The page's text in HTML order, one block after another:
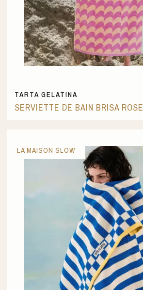
TARTA GELATINA
SERVIETTE DE BAIN BRISA ROSE
LA MAISON SLOW